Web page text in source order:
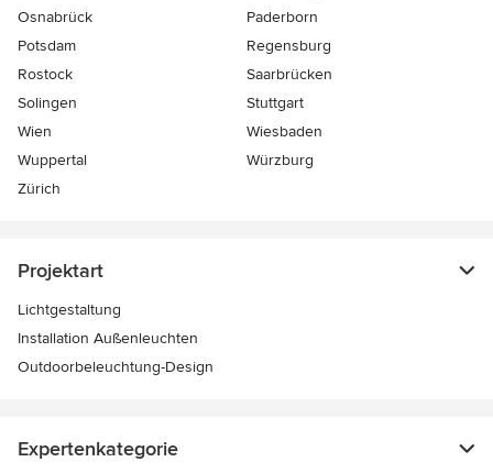
Osnabrück
Paderborn
Potsdam
Regensburg
Rostock
Saarbrücken
Solingen
Stuttgart
Wien
Wiesbaden
Wuppertal
Würzburg
Zürich
Projektart
Lichtgestaltung
Installation Außenleuchten
Outdoorbeleuchtung-Design
Expertenkategorie